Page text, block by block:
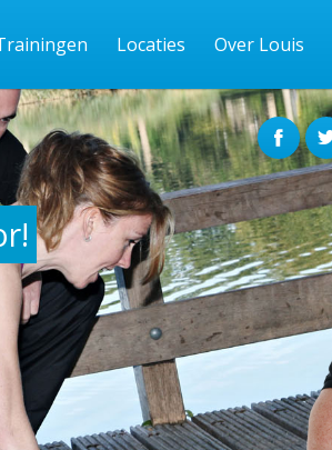
Locaties Over Louis